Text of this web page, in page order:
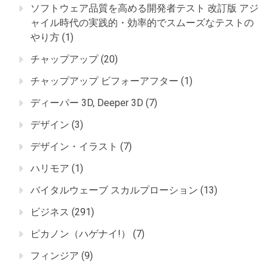
ソフトウェア品質を高める開発者テスト 改訂版 アジ
ャイル時代の実践的・効率的でスムーズなテストの
やり方 (1)
チャップアップ(20)
チャップアップ ビフォーアフター (1)
ディーパー 3D, Deeper 3D (7)
デザイン (3)
デザイン・イラスト (7)
ハリモア (1)
バイタルウェーブ スカルプローション (13)
ビジネス (291)
ピカノン（ハゲナイ!）
(7)
フィンジア (9)